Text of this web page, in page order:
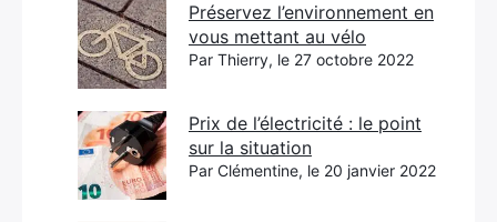
Préservez l’environnement en
vous mettant au vélo
Par Thierry, le 27 octobre 2022
Prix de l’électricité : le point
sur la situation
Par Clémentine, le 20 janvier 2022